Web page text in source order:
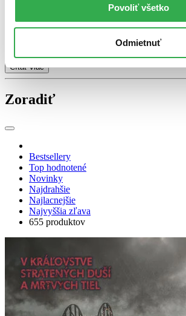
Povoliť všetko
Odmietnuť
s Michaelom
Netflix seriál podľa Harryho Holea, ktorý má
čo je dramaticky silný základ pre dlhodobú
Čítať viac
Zoradiť
Bestsellery
Top hodnotené
Novinky
Najdrahšie
Najlacnejšie
Najvyššia zľava
655 produktov